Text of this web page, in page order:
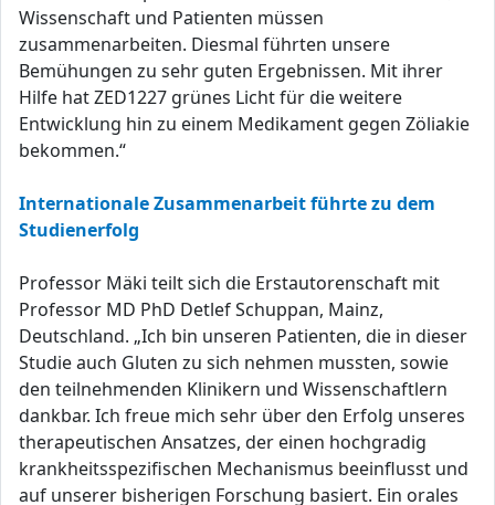
Wissenschaft und Patienten müssen
zusammenarbeiten. Diesmal führten unsere
Bemühungen zu sehr guten Ergebnissen. Mit ihrer
Hilfe hat ZED1227 grünes Licht für die weitere
Entwicklung hin zu einem Medikament gegen Zöliakie
bekommen.“
Internationale Zusammenarbeit führte zu dem
Studienerfolg
Professor Mäki teilt sich die Erstautorenschaft mit
Professor MD PhD Detlef Schuppan, Mainz,
Deutschland. „Ich bin unseren Patienten, die in dieser
Studie auch Gluten zu sich nehmen mussten, sowie
den teilnehmenden Klinikern und Wissenschaftlern
dankbar. Ich freue mich sehr über den Erfolg unseres
therapeutischen Ansatzes, der einen hochgradig
krankheitsspezifischen Mechanismus beeinflusst und
auf unserer bisherigen Forschung basiert. Ein orales